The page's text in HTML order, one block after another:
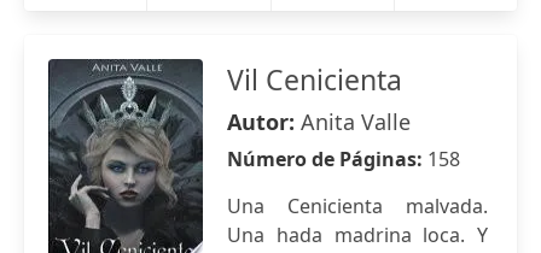
Vil Cenicienta
Autor: Anita Valle
Número de Páginas: 158
Una Cenicienta malvada.
Una hada madrina loca. Y